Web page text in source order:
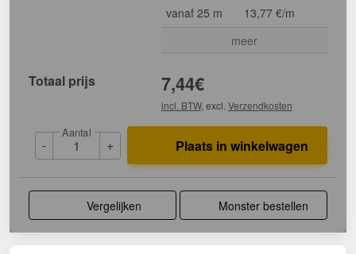
vanaf 25 m
13,77 €/m
meer
Totaal prijs 7,44€
incl. BTW, excl. Verzendkosten
-
Aantal
+ Plaats in winkelwagen
Vergelijken Monster bestellen